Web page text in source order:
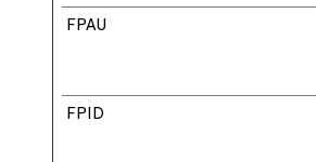
FPAU
FPID